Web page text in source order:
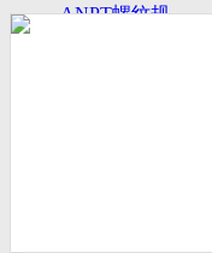
ANPT螺纹规